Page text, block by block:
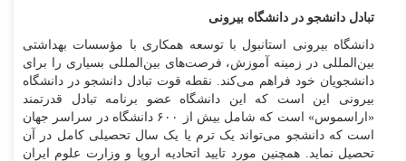
تبادل دانشجو در دانشگاه بیرونی
دانشگاه بیرونی استانبول با توسعه همکاری با مؤسسات بهداشتی
بین‌المللی در زمینه آموزش، فرصت‌های بین‌المللی بسیاری را برای
دانشجویان خود فراهم می‌کند. نقطه قوت تبادل دانشجو در دانشگاه
بیرونی این است که این دانشگاه عضو برنامه تبادل قدرتمند
«اراسموس» است که شامل بیش از ۶۰۰ دانشگاه در سراسر جهان
است که دانشجو می‌تواند یک ترم یا یک سال تحصیلی کامل در آن
تحصیل نماید. همچنین مورد تایید اتحادیه اروپا و وزارت علوم ایران